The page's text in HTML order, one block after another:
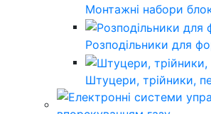
Монтажні набори
Розподільники для
Штуцери, трійники,